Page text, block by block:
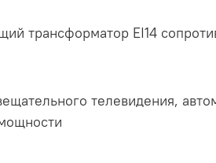
трансформатор EI14
телевидения,